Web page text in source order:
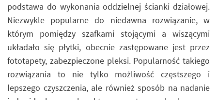
podstawa do wykonania oddzielnej ścianki działowej.
Niezwykle popularne do niedawna rozwiązanie, w
którym pomiędzy szafkami stojącymi a wiszącymi
układało się płytki, obecnie zastępowane jest przez
fototapety, zabezpieczone pleksi. Popularność takiego
rozwiązania to nie tylko możliwość częstszego i
lepszego czyszczenia, ale również sposób na nadanie